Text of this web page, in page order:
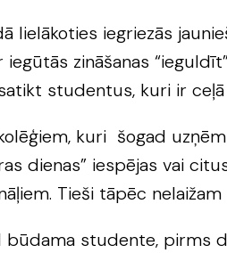
lielākoties iegriezās
iegūtās zināšanas
studentus, kuri ir ceļā
kuri šogad
dienas” iespējas vai
Tieši tāpēc
būdama studente, pirms